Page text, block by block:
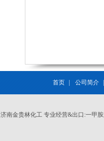
首页 | 公司简介
济南金贵林化工 专业经营&出口:一甲